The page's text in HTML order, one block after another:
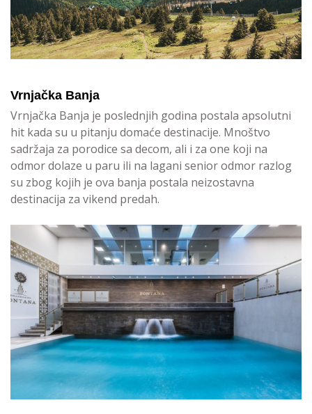
Vrnjačka Banja
Vrnjačka Banja je poslednjih godina postala apsolutni
hit kada su u pitanju domaće destinacije. Mnoštvo
sadržaja za porodice sa decom, ali i za one koji na
odmor dolaze u paru ili na lagani senior odmor razlog
su zbog kojih je ova banja postala neizostavna
destinacija za vikend predah.